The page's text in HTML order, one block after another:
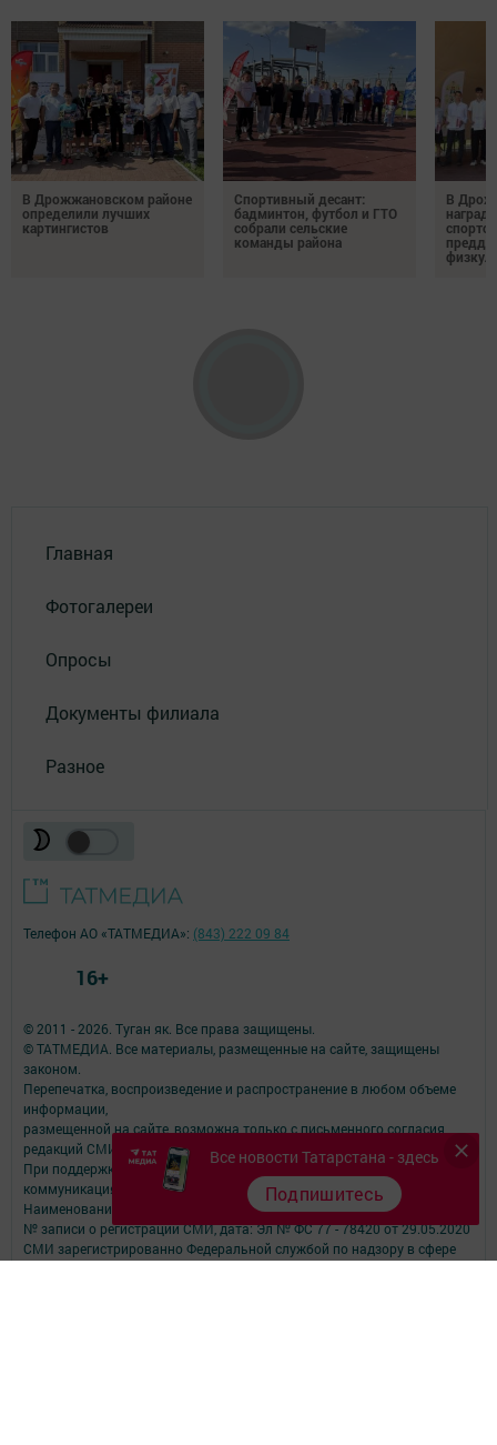
В Дрожжановском районе
определили лучших
картингистов
Спортивный десант:
бадминтон, футбол и ГТО
собрали сельские
команды района
В
Главная
Фотогалереи
Опросы
Документы филиала
Разное
Все новости Татарстана - здесь
Подпишитесь
© 2011 - 2026. Туган як. Все права защищены.
© ТАТМЕДИА. Все материалы, размещенные на сайте, защищены
законом.
Перепечатка, воспроизведение и распространение в любом объеме
информации,
размещенной на сайте, возможна только с письменного согласия
редакций СМИ.
При поддержке Республиканского агентства по печати и массовым
коммуникациям.
Наименование СМИ: Туган як
№ записи о регистрации СМИ, дата: Эл № ФС 77 - 78420 от 29.05.2020
СМИ зарегистрированно Федеральной службой по надзору в сфере
Телефон АО «ТАТМЕДИА»: (843) 222 09 84
16+